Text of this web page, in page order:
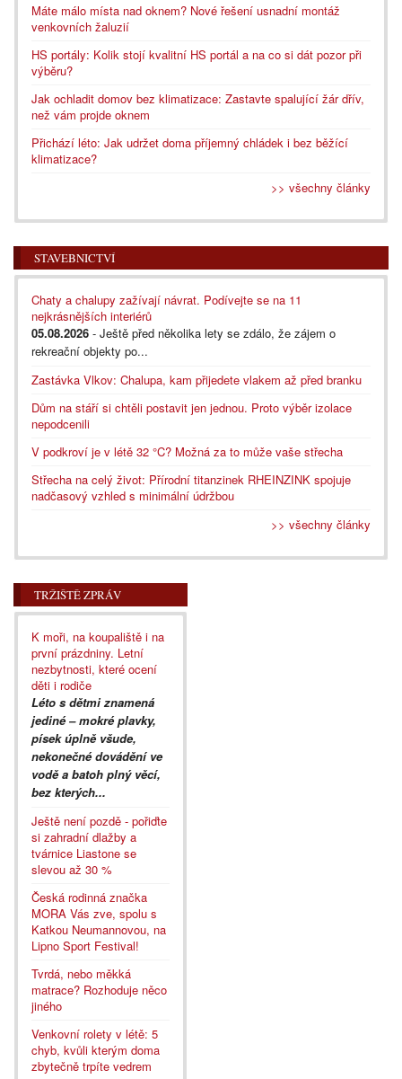
Máte málo místa nad oknem? Nové řešení usnadní montáž
venkovních žaluzií
HS portály: Kolik stojí kvalitní HS portál a na co si dát pozor při
výběru?
Jak ochladit domov bez klimatizace: Zastavte spalující žár dřív,
než vám projde oknem
Přichází léto: Jak udržet doma příjemný chládek i bez běžící
klimatizace?
>> všechny články
STAVEBNICTVÍ
Chaty a chalupy zažívají návrat. Podívejte se na 11
nejkrásnějších interiérů
05.08.2026 - Ještě před několika lety se zdálo, že zájem o
rekreační objekty po...
Zastávka Vlkov: Chalupa, kam přijedete vlakem až před branku
Dům na stáří si chtěli postavit jen jednou. Proto výběr izolace
nepodcenili
V podkroví je v létě 32 °C? Možná za to může vaše střecha
Střecha na celý život: Přírodní titanzinek RHEINZINK spojuje
nadčasový vzhled s minimální údržbou
>> všechny články
TRŽIŠTĚ ZPRÁV
K moři, na koupaliště i na
první prázdniny. Letní
nezbytnosti, které ocení
děti i rodiče
Léto s dětmi znamená
jediné – mokré plavky,
písek úplně všude,
nekonečné dovádění ve
vodě a batoh plný věcí,
bez kterých...
Ještě není pozdě - pořiďte
si zahradní dlažby a
tvárnice Liastone se
slevou až 30 %
Česká rodinná značka
MORA Vás zve, spolu s
Katkou Neumannovou, na
Lipno Sport Festival!
Tvrdá, nebo měkká
matrace? Rozhoduje něco
jiného
Venkovní rolety v létě: 5
chyb, kvůli kterým doma
zbytečně trpíte vedrem